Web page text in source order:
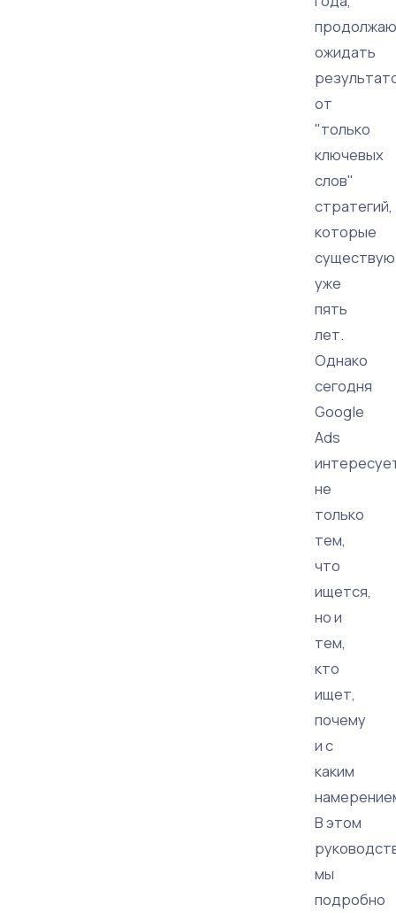
ожидать
от
"только
ключевых
слов"
стратегий,
которые
уже
пять
лет.
Однако
сегодня
Google
Ads
не
только
тем,
что
ищется,
но и
тем,
кто
ищет,
почему
и с
каким
В этом
мы
подробно